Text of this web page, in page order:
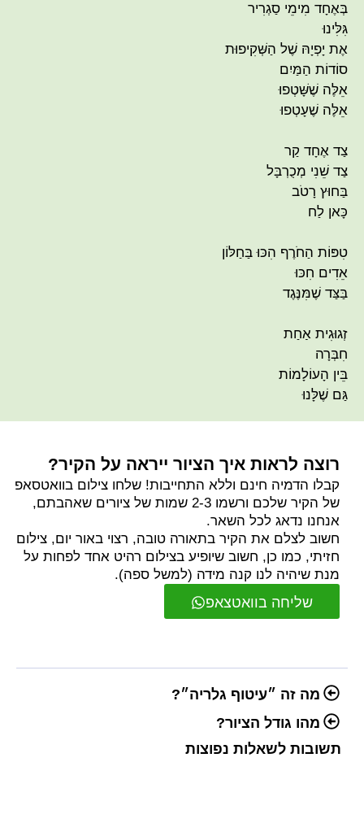
בְּאֶחָד מִימֵי סַגְרִיר
גִּלִּינוּ
אֶת יָפְיָהּ שֶׁל הַשְּׁקִיפוּת
סוֹדוֹת הַמַּיִם
אֵלֶּה שֶׁשָּׁטְפוּ
אֵלֶּה שֶׁעָטְפוּ
צַד אֶחָד קַר
צַד שֵׁנִי מְכֻרְבָּל
בַּחוּץ רָטֹב
כָּאן לַח
טִפּוֹת הַחֹרֶף הִכּוּ בַּחַלּוֹן
אֵדִים חִכּוּ
בַּצַּד שֶׁמִּנֶּגֶד
זְגוּגִית אַחַת
חִבְּרָה
בֵּין הָעוֹלָמוֹת
גַּם שֶׁלָּנוּ
שליחה בוואטצאפ
רוצה לראות איך הציור ייראה על הקיר?
קבלו הדמיה חינם וללא התחייבות! שלחו צילום בוואטסאפ
של הקיר שלכם ורשמו 2-3 שמות של ציורים שאהבתם,
אנחנו נדאג לכל השאר.
חשוב לצלם את הקיר בתאורה טובה, רצוי באור יום, צילום
חזיתי, כמו כן, חשוב שיופיע בצילום רהיט אחד לפחות על
מנת שיהיה לנו קנה מידה (למשל ספה).
מה זה ״עיטוף גלריה״?
מהו גודל הציור?
תשובות לשאלות נפוצות